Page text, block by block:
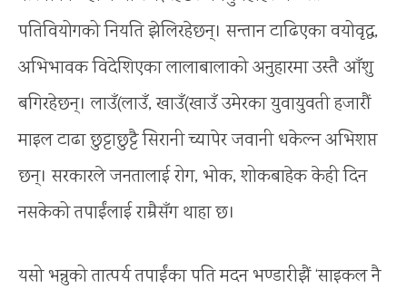
पतिवियोगको नियति झेलिरहेछन्। सन्तान टाढिएका वयोवृद्ध,
अभिभावक विदेशिएका लालाबालाको अनुहारमा उस्तै आँशु
बगिरहेछन्। लाउँ(लाउँ, खाउँ(खाउँ उमेरका युवायुवती हजारौं
माइल टाढा छुट्टाछुट्टै सिरानी च्यापेर जवानी धकेल्न अभिशप्त
छन्। सरकारले जनतालाई रोग, भोक, शोकबाहेक केही दिन
नसकेको तपाईंलाई राम्रैसँग थाहा छ।
यसो भन्नुको तात्पर्य तपाईंका पति मदन भण्डारीझैं ‘साइकल नै